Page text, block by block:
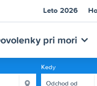
Leto 2026
pri mori
Kedy